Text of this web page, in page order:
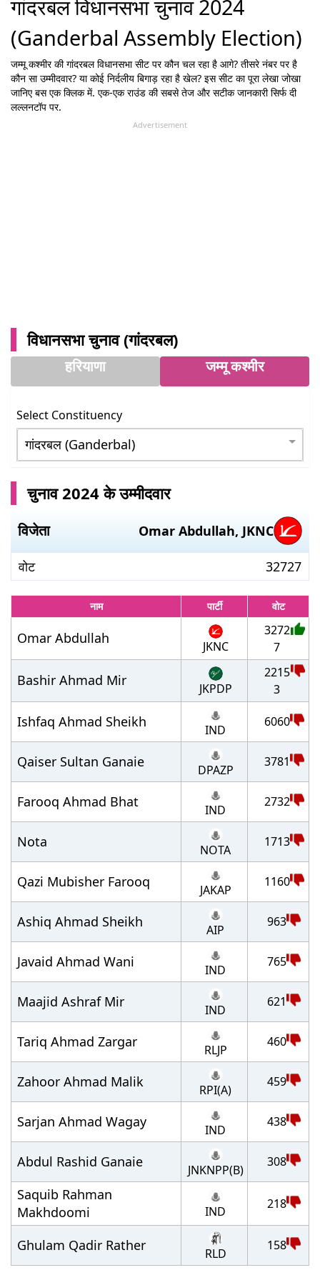
गांदरबल विधानसभा चुनाव 2024
(Ganderbal Assembly Election)
जम्मू कश्मीरकी गांदरबलविधानसभा सीट पर कौन चल रहा है आगे? तीसरे नंबर पर है
कौन सा उम्मीदवार? या कोई निर्दलीय बिगाड़ रहा है खेल? इस सीट का पूरा लेखा जोखा
जानिए बस एक क्लिक में. एक-एक राउंड की सबसे तेज और सटीक जानकारी सिर्फ दी
लल्लनटॉप पर.
Advertisement
विधानसभा चुनाव (गांदरबल)
हरियाणा जम्मू कश्मीर
Select Constituency
चुनाव 2024 के उम्मीदवार
विजेता Omar Abdullah, JKNC
वोट 32727
नाम पार्टी वोट
Omar Abdullah JKNC
3272
7
Bashir Ahmad Mir JKPDP
2215
3
Ishfaq Ahmad Sheikh IND
6060
Qaiser Sultan Ganaie DPAZP
3781
Farooq Ahmad Bhat IND
2732
Nota NOTA
1713
Qazi Mubisher Farooq JAKAP
1160
Ashiq Ahmad Sheikh AIP
963
Javaid Ahmad Wani IND
765
Maajid Ashraf Mir IND
621
Tariq Ahmad Zargar RLJP
460
Zahoor Ahmad Malik RPI(A)
459
Sarjan Ahmad Wagay IND
438
Abdul Rashid Ganaie JNKNPP(B)
308
Saquib Rahman
Makhdoomi
IND 218
Ghulam Qadir Rather RLD
158